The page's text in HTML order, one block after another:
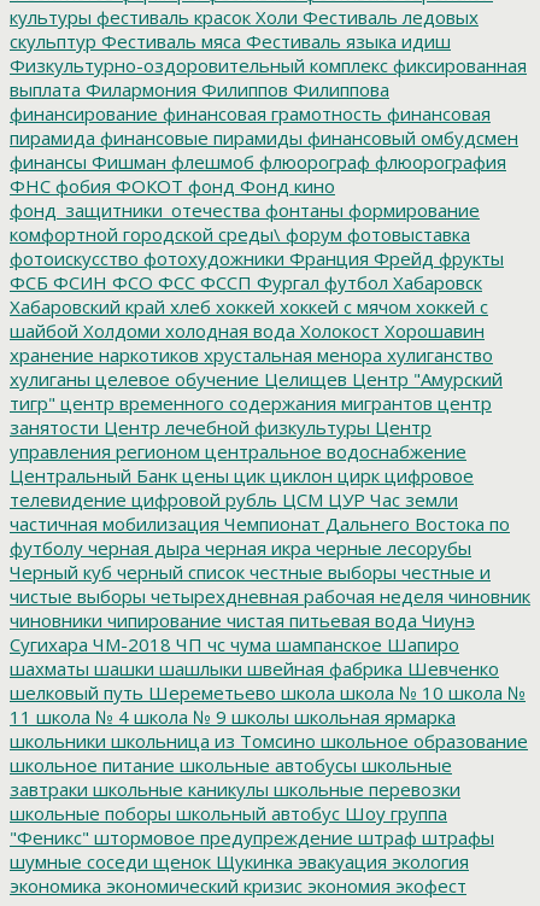
культуры фестиваль красок Холи Фестиваль ледовых
скульптур Фестиваль мяса Фестиваль языка идиш
Физкультурно-оздоровительный комплекс фиксированная
выплата Филармония Филиппов Филиппова
финансирование финансовая грамотность финансовая
пирамида финансовые пирамиды финансовый омбудсмен
финансы Фишман флешмоб флюорограф флюорография
ФНС фобия ФОКОТ фонд Фонд кино
фонд_защитники_отечества фонтаны формирование
комфортной городской среды\ форум фотовыставка
фотоискусство фотохудожники Франция Фрейд фрукты
ФСБ ФСИН ФСО ФСС ФССП Фургал футбол Хабаровск
Хабаровский край хлеб хоккей хоккей с мячом хоккей с
шайбой Холдоми холодная вода Холокост Хорошавин
хранение наркотиков хрустальная менора хулиганство
хулиганы целевое обучение Целищев Центр "Амурский
тигр" центр временного содержания мигрантов центр
занятости Центр лечебной физкультуры Центр
управления регионом центральное водоснабжение
Центральный Банк цены цик циклон цирк цифровое
телевидение цифровой рубль ЦСМ ЦУР Час земли
частичная мобилизация Чемпионат Дальнего Востока по
футболу черная дыра черная икра черные лесорубы
Черный куб черный список честные выборы честные и
чистые выборы четырехдневная рабочая неделя чиновник
чиновники чипирование чистая питьевая вода Чиунэ
Сугихара ЧМ-2018 ЧП чс чума шампанское Шапиро
шахматы шашки шашлыки швейная фабрика Шевченко
шелковый путь Шереметьево школа школа № 10 школа №
11 школа № 4 школа № 9 школы школьная ярмарка
школьники школьница из Томсино школьное образование
школьное питание школьные автобусы школьные
завтраки школьные каникулы школьные перевозки
школьные поборы школьный автобус Шоу группа
"Феникс" штормовое предупреждение штраф штрафы
шумные соседи щенок Щукинка эвакуация экология
экономика экономический кризис экономия экофест